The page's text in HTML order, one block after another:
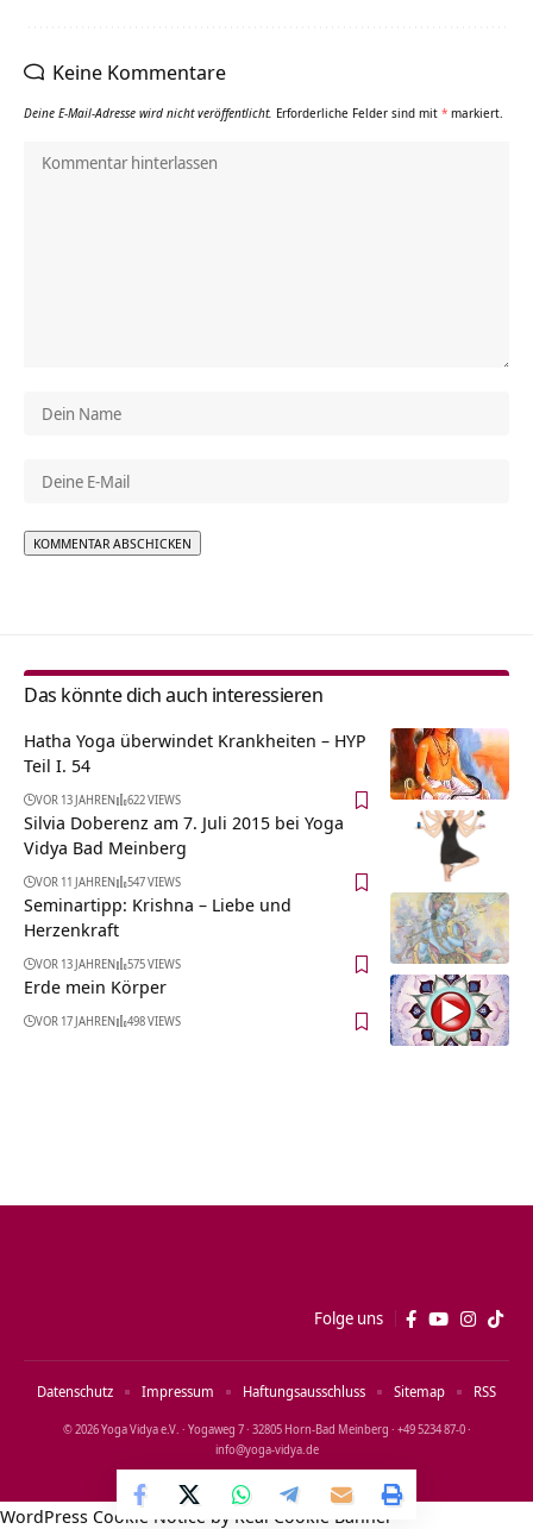
Keine Kommentare
Deine E-Mail-Adresse wird nicht veröffentlicht. Erforderliche Felder sind mit * markiert.
Das könnte dich auch interessieren
Hatha Yoga überwindet Krankheiten – HYP
Teil I. 54
VOR 13 JAHREN 622 VIEWS
Silvia Doberenz am 7. Juli 2015 bei Yoga
Vidya Bad Meinberg
VOR 11 JAHREN 547 VIEWS
Seminartipp: Krishna – Liebe und
Herzenkraft
VOR 13 JAHREN 575 VIEWS
Erde mein Körper
VOR 17 JAHREN 498 VIEWS
Folge uns
© 2026 Yoga Vidya e.V. · Yogaweg 7 · 32805 Horn‑Bad Meinberg · +49 5234 87‑0 ·
info@yoga‑vidya.de
Datenschutz Impressum Haftungsausschluss Sitemap RSS
WordPress Cookie Notice by Real Cookie Banner